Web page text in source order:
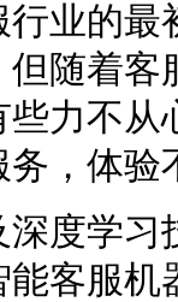
业的
随着
力不
，体验
度学
客服